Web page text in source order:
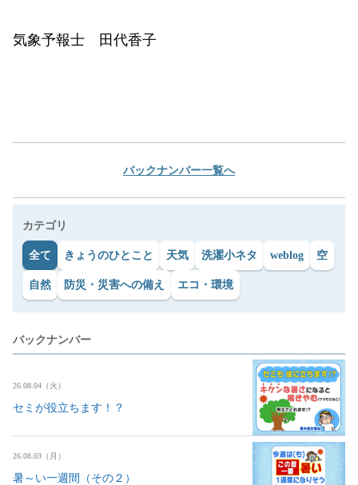
気象予報士 田代香子
バックナンバー一覧へ
カテゴリ
全て きょうのひとこと 天気 洗濯小ネタ weblog 空
自然 防災・災害への備え エコ・環境
バックナンバー
26.08.04（火）
セミが役立ちます！？
26.08.03（月）
暑～い一週間（その２）